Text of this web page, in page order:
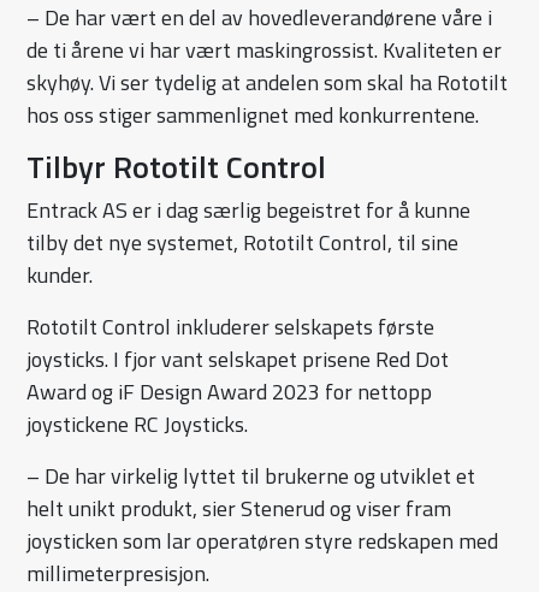
– De har vært en del av hovedleverandørene våre i
de ti årene vi har vært maskingrossist. Kvaliteten er
skyhøy. Vi ser tydelig at andelen som skal ha Rototilt
hos oss stiger sammenlignet med konkurrentene.
Tilbyr Rototilt Control
Entrack AS er i dag særlig begeistret for å kunne
tilby det nye systemet, Rototilt Control, til sine
kunder.
Rototilt Control inkluderer selskapets første
joysticks. I fjor vant selskapet prisene Red Dot
Award og iF Design Award 2023 for nettopp
joystickene RC Joysticks.
– De har virkelig lyttet til brukerne og utviklet et
helt unikt produkt, sier Stenerud og viser fram
joysticken som lar operatøren styre redskapen med
millimeterpresisjon.